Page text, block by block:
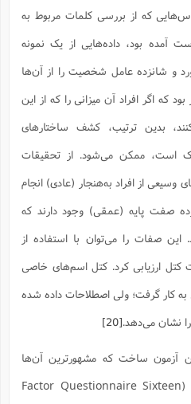
که از بررسی کلمات مربوط به
آمده بود، داده‌هایی از یک نمونه
و شانزده عامل شخصیت را از آن‌ها
که اگر افراد آن میزانی را که از این
بدین ترتیب، کشف ساختارهای
است، ممکن می‌شود. از تحقیقات
وسیعی از افراد به‌هنجار (عادی) انجام
صفت پایه (عمقی) وجود دارند که
صفات را می‌توان با استفاده از
ارزیابی کرد. کتل اسم‌های خاصی
کار گرفت؛‌ ولی اصطلاحات داده شده
[20]
آزمون ساخت که مشهورترین آن‌ها
پرسشنامه‌ی 16 عاملی شخصیت (Factor Questionnaire Sixteen